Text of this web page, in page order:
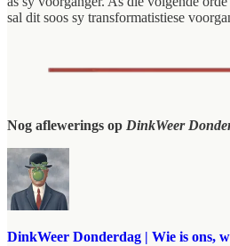
sal dit soos sy transformatistiese
Nog aflewerings op DinkWeer
DinkWeer Donderdag | Wie is ons,